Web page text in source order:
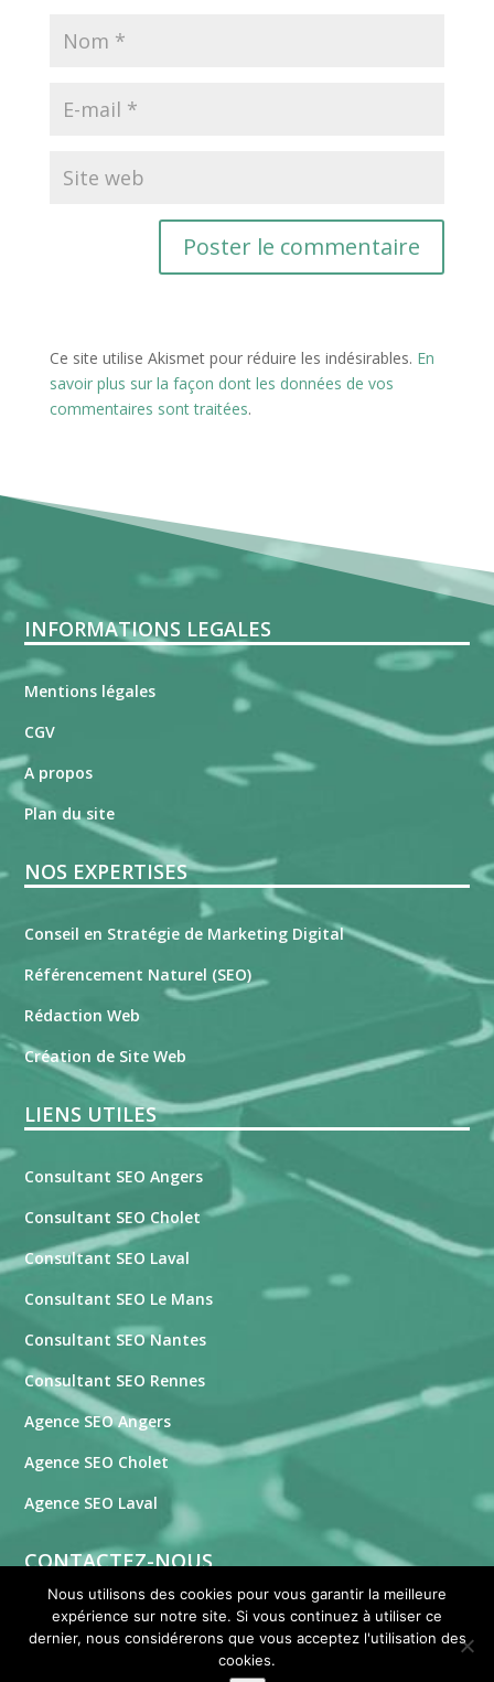
Ce site utilise Akismet pour réduire les indésirables. En
savoir plus sur la façon dont les données de vos
commentaires sont traitées.
INFORMATIONS LEGALES
Mentions légales
CGV
A propos
Plan du site
NOS EXPERTISES
Conseil en Stratégie de Marketing Digital
Référencement Naturel (SEO)
Rédaction Web
Création de Site Web
LIENS UTILES
Consultant SEO Angers
Consultant SEO Cholet
Consultant SEO Laval
Consultant SEO Le Mans
Consultant SEO Nantes
Consultant SEO Rennes
Agence SEO Angers
Agence SEO Cholet
Agence SEO Laval
CONTACTEZ-NOUS
Formulaire de contact
Nous utilisons des cookies pour vous garantir la meilleure
expérience sur notre site. Si vous continuez à utiliser ce
dernier, nous considérerons que vous acceptez l'utilisation des
cookies.
Contactez-nous